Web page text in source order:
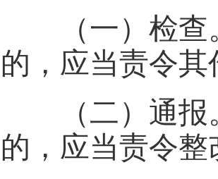
（一）检
的，应当责令
（二）通
的，应当责令